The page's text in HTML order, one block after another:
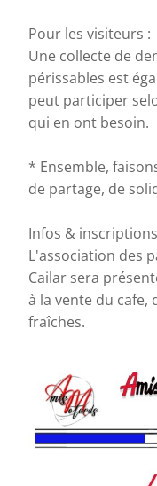
Pour les visiteurs :
Une collecte de
périssables est
peut participer
qui en ont besoin.
* Ensemble,
de partage, de
Infos & inscriptions
L'association des
Cailar sera
à la vente du cafe,
fraîches.